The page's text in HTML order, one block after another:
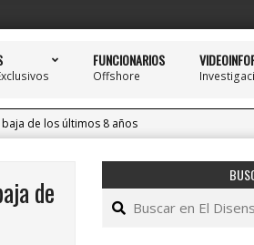
FUNCIONARIOS
Offshore
de los últimos 8 años
de
Buscar